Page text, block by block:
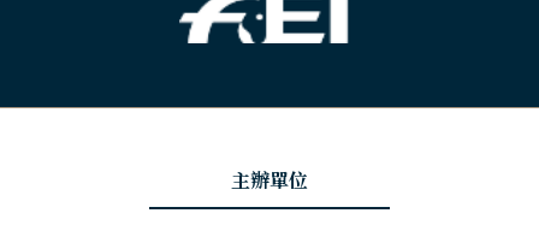
主辦單位